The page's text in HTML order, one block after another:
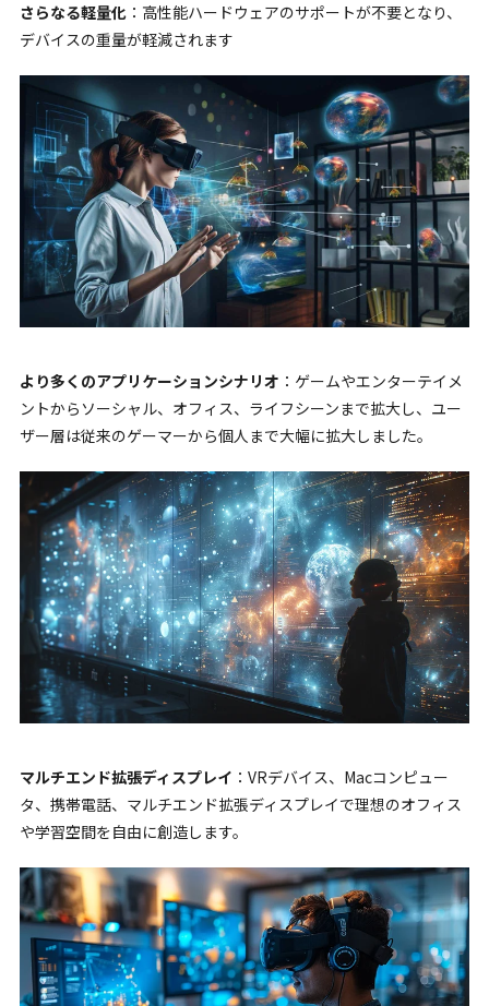
さらなる軽量化：高性能ハードウェアのサポートが不要となり、
デバイスの重量が軽減されます
より多くのアプリケーションシナリオ ：ゲームやエンターテイメ
ントからソーシャル、オフィス、ライフシーンまで拡大し、ユー
ザー層は従来のゲーマーから個人まで大幅に拡大しました。
マルチエンド拡張ディスプレイ ：VRデバイス、Macコンピュー
タ、携帯電話、マルチエンド拡張ディスプレイで理想のオフィス
や学習空間を自由に創造します。